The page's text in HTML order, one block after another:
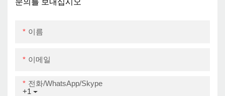
이름
이메일
+1
전화/WhatsApp/Skype